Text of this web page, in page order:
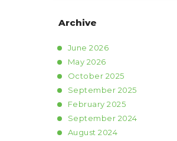
Archive
June2026
May 2026
October 2025
September 2025
February2025
September 2024
August2024